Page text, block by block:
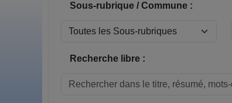
Sous-rubrique / Commune :
Recherche libre :